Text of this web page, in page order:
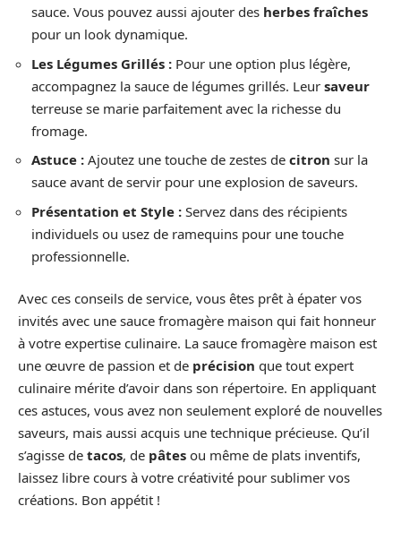
sauce. Vous pouvez aussi ajouter des herbes fraîches
pour un look dynamique.
Les Légumes Grillés : Pour une option plus légère,
accompagnez la sauce de légumes grillés. Leur saveur
terreuse se marie parfaitement avec la richesse du
fromage.
Astuce : Ajoutez une touche de zestes de citron sur la
sauce avant de servir pour une explosion de saveurs.
Présentation et Style : Servez dans des récipients
individuels ou usez de ramequins pour une touche
professionnelle.
Avec ces conseils de service, vous êtes prêt à épater vos
invités avec une sauce fromagère maison qui fait honneur
à votre expertise culinaire. La sauce fromagère maison est
une œuvre de passion et de précision que tout expert
culinaire mérite d’avoir dans son répertoire. En appliquant
ces astuces, vous avez non seulement exploré de nouvelles
saveurs, mais aussi acquis une technique précieuse. Qu’il
s’agisse de tacos, de pâtes ou même de plats inventifs,
laissez libre cours à votre créativité pour sublimer vos
créations. Bon appétit !